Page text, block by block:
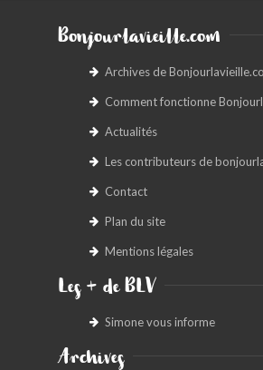
Bonjourlavieille.com
Archives de
Comment fonctionne
Actualités
Les contributeurs de
Contact
Plan du site
Mentions légales
Les + de BLV
Simone vous informe
Archives